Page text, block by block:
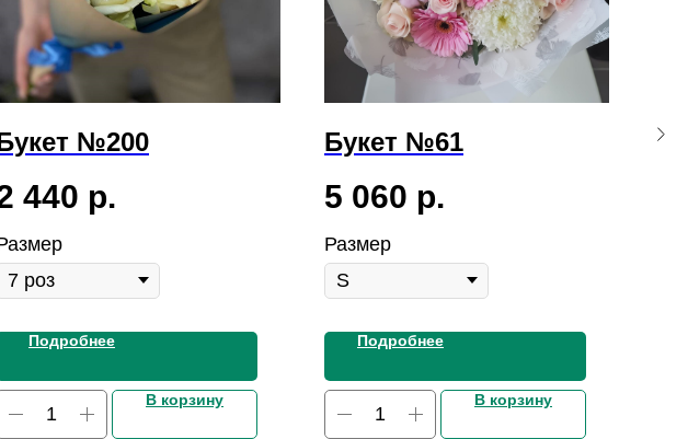
№200
440 р.
Подробнее
В корзину
Букет №61
5 060 р.
Размер
Подробнее
В корзину